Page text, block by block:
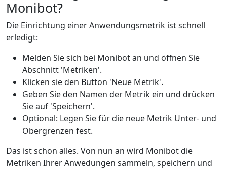
Monibot?
Die Einrichtung einer Anwendungsmetrik ist schnell
erledigt:
Melden Sie sich bei Monibot an und öffnen Sie
Abschnitt 'Metriken'.
Klicken sie den Button 'Neue Metrik'.
Geben Sie den Namen der Metrik ein und drücken
Sie auf 'Speichern'.
Optional: Legen Sie für die neue Metrik Unter- und
Obergrenzen fest.
Das ist schon alles. Von nun an wird Monibot die
Metriken Ihrer Anwedungen sammeln, speichern und